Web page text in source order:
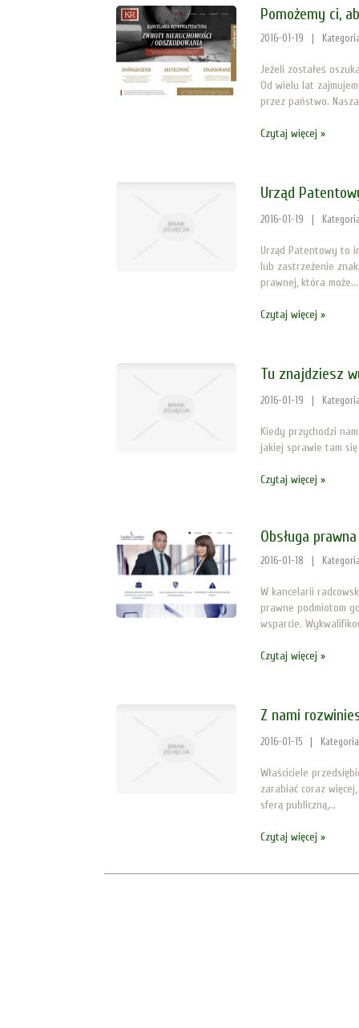
Pomożemy ci,
2016-01-19
Jeżeli zostałeś
Od wielu lat
przez państwo.
Czytaj więcej »
Urząd
2016-01-19
Urząd Patentowy to
lub zastrzeżenie
prawnej, która może...
Czytaj więcej »
Tu znajdziesz
2016-01-19
Kiedy przychodzi
jakiej sprawie tam
Czytaj więcej »
Obsługa
2016-01-18
W kancelarii
prawne podmiotom
wsparcie.
Czytaj więcej »
Z nami
2016-01-15
Właściciele
zarabiać coraz
sferą publiczną,...
Czytaj więcej »